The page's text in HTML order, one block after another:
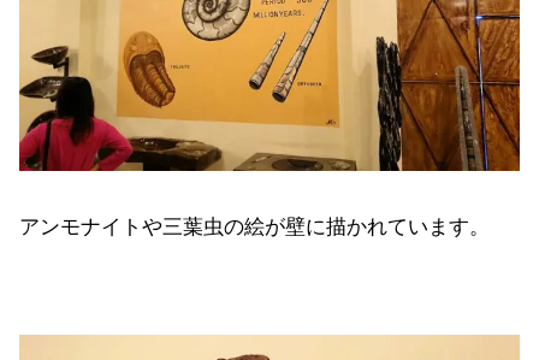
アンモナイトや三葉虫の絵が壁に描かれています。